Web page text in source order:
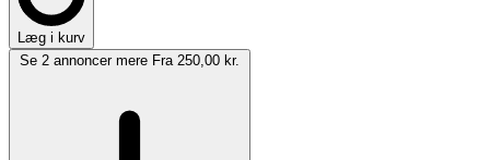
Læg i kurv
Se 2 annoncer mere Fra 250,00 kr.